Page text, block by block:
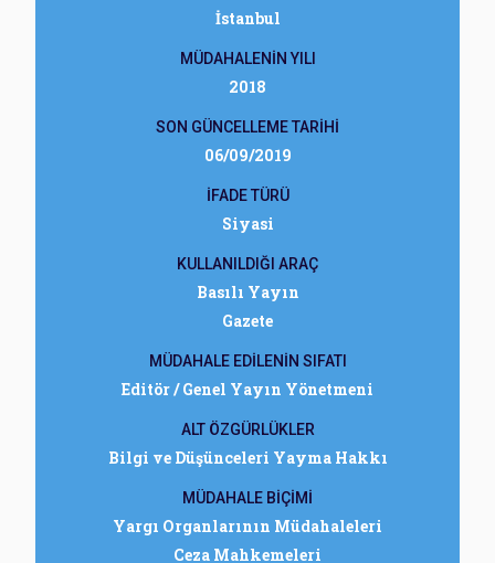
İstanbul
MÜDAHALENİN YILI
2018
SON GÜNCELLEME TARİHİ
06/09/2019
İFADE TÜRÜ
Siyasi
KULLANILDIĞI ARAÇ
Basılı Yayın
Gazete
MÜDAHALE EDİLENİN SIFATI
Editör / Genel Yayın Yönetmeni
ALT ÖZGÜRLÜKLER
Bilgi ve Düşünceleri Yayma Hakkı
MÜDAHALE BİÇİMİ
Yargı Organlarının Müdahaleleri
Ceza Mahkemeleri